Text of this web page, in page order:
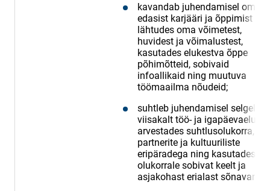
kavandab juhendamisel oma
edasist karjääri ja õppimist
lähtudes oma võimetest,
huvidest ja võimalustest,
kasutades elukestva õppe
põhimõtteid, sobivaid
infoallikaid ning muutuva
töömaailma nõudeid;
suhtleb juhendamisel selgelt ja
viisakalt töö- ja igapäevaelus,
arvestades suhtlusolukorra, -
partnerite ja kultuuriliste
eripäradega ning kasutades
olukorrale sobivat keelt ja
asjakohast erialast sõnavara;